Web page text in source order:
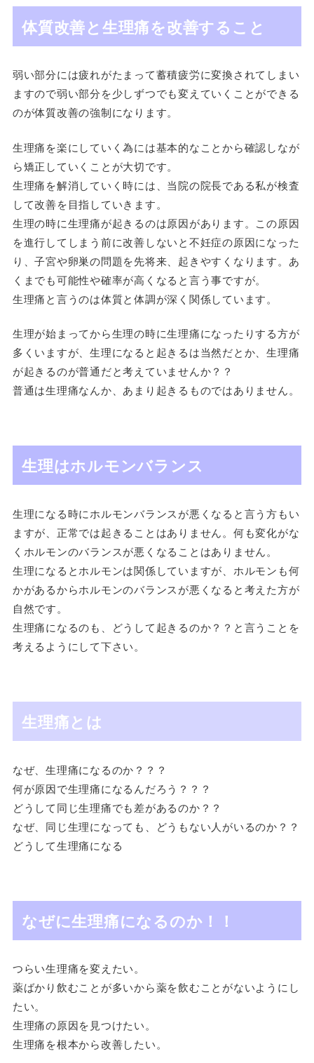
体質改善と生理痛を改善すること
弱い部分には疲れがたまって蓄積疲労に変換されてしまい
ますので弱い部分を少しずつでも変えていくことができる
のが体質改善の強制になります。
生理痛を楽にしていく為には基本的なことから確認しなが
ら矯正していくことが大切です。
生理痛を解消していく時には、当院の院長である私が検査
して改善を目指していきます。
生理の時に生理痛が起きるのは原因があります。この原因
を進行してしまう前に改善しないと不妊症の原因になった
り、子宮や卵巣の問題を先将来、起きやすくなります。あ
くまでも可能性や確率が高くなると言う事ですが。
生理痛と言うのは体質と体調が深く関係しています。
生理が始まってから生理の時に生理痛になったりする方が
多くいますが、生理になると起きるは当然だとか、生理痛
が起きるのが普通だと考えていませんか？？
普通は生理痛なんか、あまり起きるものではありません。
生理はホルモンバランス
生理になる時にホルモンバランスが悪くなると言う方もい
ますが、正常では起きることはありません。何も変化がな
くホルモンのバランスが悪くなることはありません。
生理になるとホルモンは関係していますが、ホルモンも何
かがあるからホルモンのバランスが悪くなると考えた方が
自然です。
生理痛になるのも、どうして起きるのか？？と言うことを
考えるようにして下さい。
生理痛とは
なぜ、生理痛になるのか？？？
何が原因で生理痛になるんだろう？？？
どうして同じ生理痛でも差があるのか？？
なぜ、同じ生理になっても、どうもない人がいるのか？？
どうして生理痛になる
なぜに生理痛になるのか！！
つらい生理痛を変えたい。
薬ばかり飲むことが多いから薬を飲むことがないようにし
たい。
生理痛の原因を見つけたい。
生理痛を根本から改善したい。